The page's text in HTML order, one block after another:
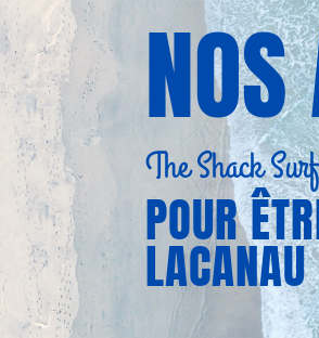
The Shack
POUR
LACANAU